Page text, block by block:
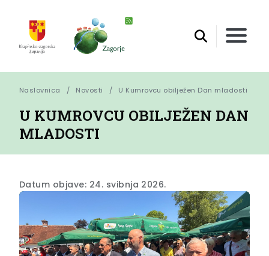
Naslovnica Novosti U Kumrovcu obilježen Dan mladosti
U KUMROVCU OBILJEŽEN DAN
MLADOSTI
Datum objave: 24. svibnja 2026.